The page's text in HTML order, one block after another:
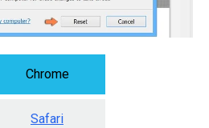
Chrome
Safari